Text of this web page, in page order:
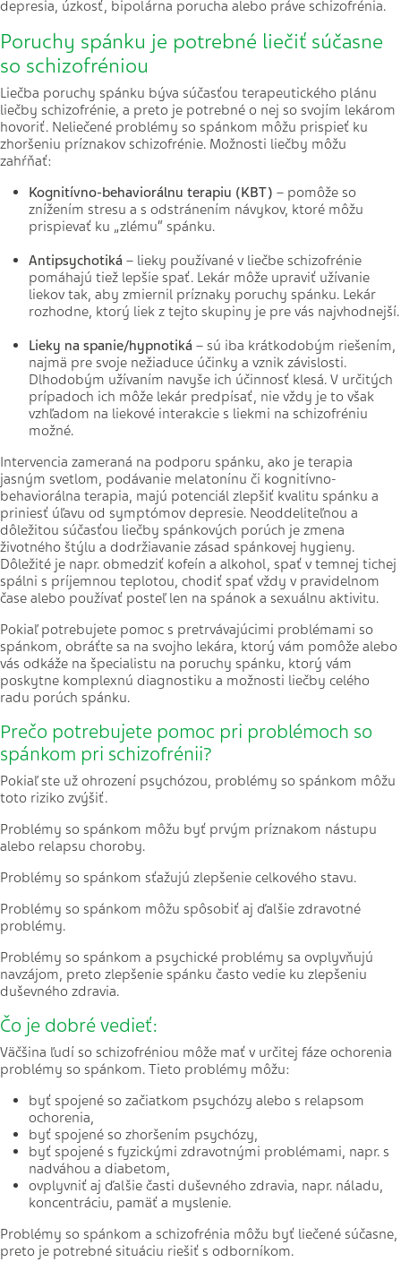
depresia, úzkosť, bipolárna porucha alebo práve schizofrénia.
Poruchy spánku je potrebné liečiť súčasne
so schizofréniou
Liečba poruchy spánku býva súčasťou terapeutického plánu
liečby schizofrénie, a preto je potrebné o nej so svojím lekárom
hovoriť. Neliečené problémy so spánkom môžu prispieť ku
zhoršeniu príznakov schizofrénie. Možnosti liečby môžu
zahŕňať:
Kognitívno-behaviorálnu terapiu (KBT) – pomôže so
znížením stresu a s odstránením návykov, ktoré môžu
prispievať ku „zlému“ spánku.
Antipsychotiká – lieky používané v liečbe schizofrénie
pomáhajú tiež lepšie spať. Lekár môže upraviť užívanie
liekov tak, aby zmiernil príznaky poruchy spánku. Lekár
rozhodne, ktorý liek z tejto skupiny je pre vás najvhodnejší.
Lieky na spanie/hypnotiká – sú iba krátkodobým riešením,
najmä pre svoje nežiaduce účinky a vznik závislosti.
Dlhodobým užívaním navyše ich účinnosť klesá. V určitých
prípadoch ich môže lekár predpísať, nie vždy je to však
vzhľadom na liekové interakcie s liekmi na schizofréniu
možné.
Intervencia zameraná na podporu spánku, ako je terapia
jasným svetlom, podávanie melatonínu či kognitívno-
behaviorálna terapia, majú potenciál zlepšiť kvalitu spánku a
priniesť úľavu od symptómov depresie. Neoddeliteľnou a
dôležitou súčasťou liečby spánkových porúch je zmena
životného štýlu a dodržiavanie zásad spánkovej hygieny.
Dôležité je napr. obmedziť kofeín a alkohol, spať v temnej tichej
spálni s príjemnou teplotou, chodiť spať vždy v pravidelnom
čase alebo používať posteľ len na spánok a sexuálnu aktivitu.
Pokiaľ potrebujete pomoc s pretrvávajúcimi problémami so
spánkom, obráťte sa na svojho lekára, ktorý vám pomôže alebo
vás odkáže na špecialistu na poruchy spánku, ktorý vám
poskytne komplexnú diagnostiku a možnosti liečby celého
radu porúch spánku.
Prečo potrebujete pomoc pri problémoch so
spánkom pri schizofrénii?
Pokiaľ ste už ohrození psychózou, problémy so spánkom môžu
toto riziko zvýšiť.
Problémy so spánkom môžu byť prvým príznakom nástupu
alebo relapsu choroby.
Problémy so spánkom sťažujú zlepšenie celkového stavu.
Problémy so spánkom môžu spôsobiť aj ďalšie zdravotné
problémy.
Problémy so spánkom a psychické problémy sa ovplyvňujú
navzájom, preto zlepšenie spánku často vedie ku zlepšeniu
duševného zdravia.
Čo je dobré vedieť:
Väčšina ľudí so schizofréniou môže mať v určitej fáze ochorenia
problémy so spánkom. Tieto problémy môžu:
byť spojené so začiatkom psychózy alebo s relapsom
ochorenia,
byť spojené so zhoršením psychózy,
byť spojené s fyzickými zdravotnými problémami, napr. s
nadváhou a diabetom,
ovplyvniť aj ďalšie časti duševného zdravia, napr. náladu,
koncentráciu, pamäť a myslenie.
Problémy so spánkom a schizofrénia môžu byť liečené súčasne,
preto je potrebné situáciu riešiť s odborníkom.